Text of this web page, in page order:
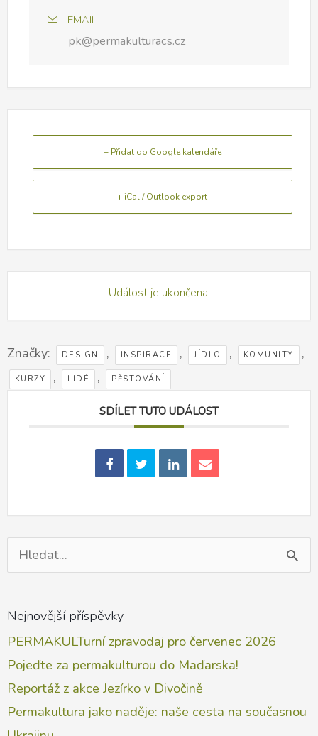
EMAIL
pk@permakulturacs.cz
+ Přidat do Google kalendáře
+ iCal / Outlook export
Událost je ukončena.
Značky: DESIGN , INSPIRACE , JÍDLO , KOMUNITY ,
KURZY , LIDÉ , PĚSTOVÁNÍ
SDÍLET TUTO UDÁLOST
Vyhledat
pro:
Nejnovější příspěvky
PERMAKULTurní zpravodaj pro červenec 2026
Pojeďte za permakulturou do Maďarska!
Reportáž z akce Jezírko v Divočině
Permakultura jako naděje: naše cesta na současnou